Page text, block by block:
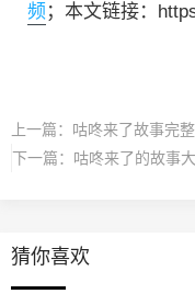
频 ；本文链接：
上一篇： 咕咚来了故事完
下一篇： 咕咚来了的故事
猜你喜欢